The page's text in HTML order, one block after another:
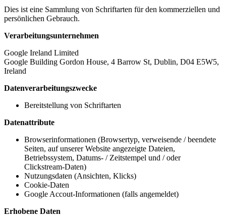
Dies ist eine Sammlung von Schriftarten für den kommerziellen und
persönlichen Gebrauch.
Verarbeitungsunternehmen
Google Ireland Limited
Google Building Gordon House, 4 Barrow St, Dublin, D04 E5W5,
Ireland
Datenverarbeitungszwecke
Bereitstellung von Schriftarten
Datenattribute
Browserinformationen (Browsertyp, verweisende / beendete
Seiten, auf unserer Website angezeigte Dateien,
Betriebssystem, Datums- / Zeitstempel und / oder
Clickstream-Daten)
Nutzungsdaten (Ansichten, Klicks)
Cookie-Daten
Google Accout-Informationen (falls angemeldet)
Erhobene Daten